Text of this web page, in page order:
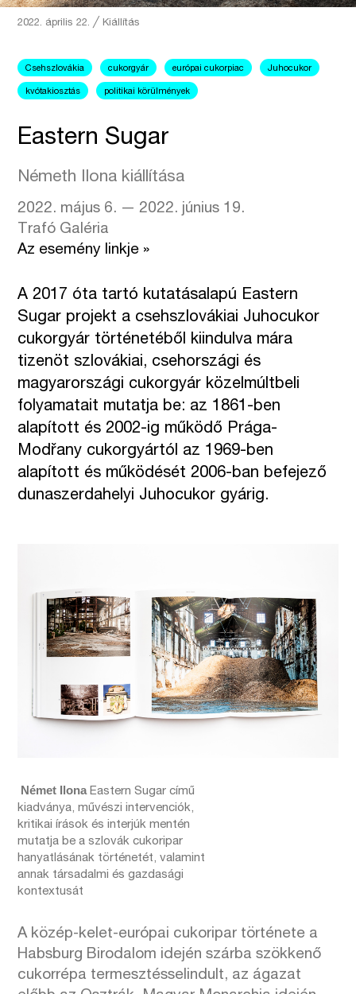
2022. április 22.╱ Kiállítás
Csehszlovákia cukorgyár európai cukorpiac Juhocukor
kvótakiosztás politikai körülmények
Eastern Sugar
Németh Ilona kiállítása
2022. május 6. — 2022. június 19.
Trafó Galéria
Az esemény linkje »
A 2017 óta tartó kutatásalapú Eastern
Sugar projekt a csehszlovákiai Juhocukor
cukorgyár történetéből kiindulva mára
tizenöt szlovákiai, csehországi és
magyarországi cukorgyár közelmúltbeli
folyamatait mutatja be: az 1861-ben
alapított és 2002-ig működő Prága-
Modřany cukorgyártól az 1969-ben
alapított és működését 2006-ban befejező
dunaszerdahelyi Juhocukor gyárig.
Német IlonaEastern Sugar című
kiadványa, művészi intervenciók,
kritikai írások és interjúk mentén
mutatja be a szlovák cukoripar
hanyatlásának történetét, valamint
annak társadalmi és gazdasági
kontextusát
A közép-kelet-európai cukoripar története a
Habsburg Birodalom idején szárba szökkenő
cukorrépa termesztésselindult, az ágazat